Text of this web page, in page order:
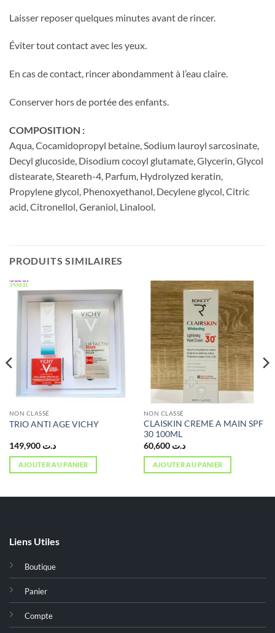
Laisser reposer quelques minutes avant de rincer.
Éviter tout contact avec les yeux.
En cas de contact, rincer abondamment à l’eau claire.
Conserver hors de portée des enfants.
COMPOSITION :
Aqua, Cocamidopropyl betaine, Sodium lauroyl sarcosinate,
Decyl glucoside, Disodium cocoyl glutamate, Glycerin, Glycol
distearate, Steareth-4, Parfum, Hydrolyzed keratin,
Propylene glycol, Phenoxyethanol, Decylene glycol, Citric
acid, Citronellol, Geraniol, Linalool.
PRODUITS SIMILAIRES
NON CLASSÉ
TRIO ANTI AGE VICHY
د.ت 149,900
AJOUTER AU PANIER
NON CLASSÉ
CLAISKIN CREME A MAIN SPF
30 100ML
د.ت 60,600
AJOUTER AU PANIER
Liens Utiles
Boutique
Panier
Compte